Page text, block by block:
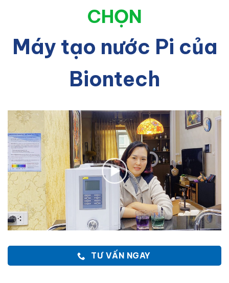
CHỌN
Máy tạo nước Pi của
Biontech
TƯ VẤN NGAY